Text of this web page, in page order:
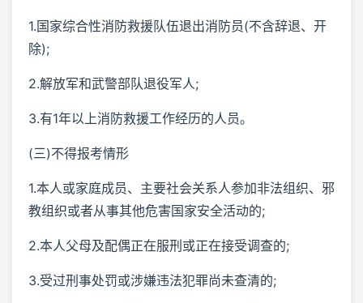
1.国家综合性消防救援队伍退出消防员(不含辞退、开
除);
2.解放军和武警部队退役军人;
3.有1年以上消防救援工作经历的人员。
(三)不得报考情形
1.本人或家庭成员、主要社会关系人参加非法组织、邪
教组织或者从事其他危害国家安全活动的;
2.本人父母及配偶正在服刑或正在接受调查的;
3.受过刑事处罚或涉嫌违法犯罪尚未查清的;